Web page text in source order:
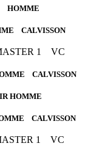
HOMME
CALVISSON
1 VC
CALVISSON
HOMME
CALVISSON
1 VC